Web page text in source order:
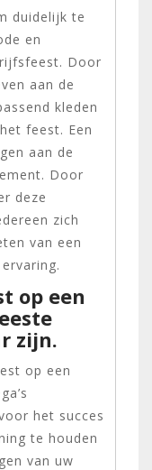
duidelijk te
en
Door
aan de
kleden
feest. Een
aan de
Door
deze
zich
van een
op een
zijn.
op een
het succes
te houden
van uw